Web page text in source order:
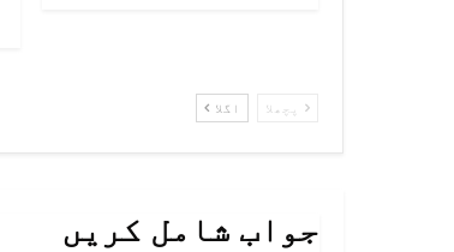
پچھلا اگلا
جواب شامل کریں